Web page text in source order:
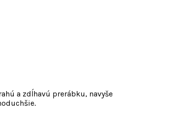
a zdĺhavú prerábku, navyše